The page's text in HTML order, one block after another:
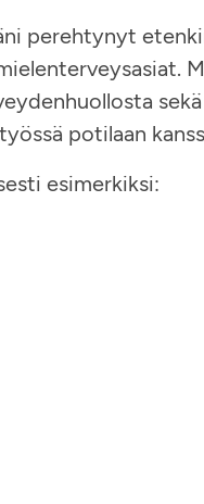
perehtynyt
potilaan
esimerkiksi: